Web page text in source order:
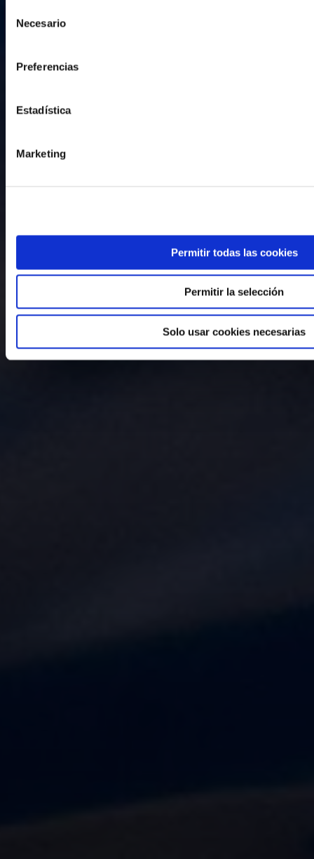
Necesario
Preferencias
Estadística
Marketing
Permitir todas las cookies
Permitir la selección
Solo usar cookies necesarias